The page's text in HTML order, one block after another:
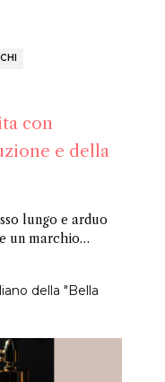
con
e della
lungo e arduo
un marchio
che risalgono al
tra le due
1833 è alla guida
della "Bella